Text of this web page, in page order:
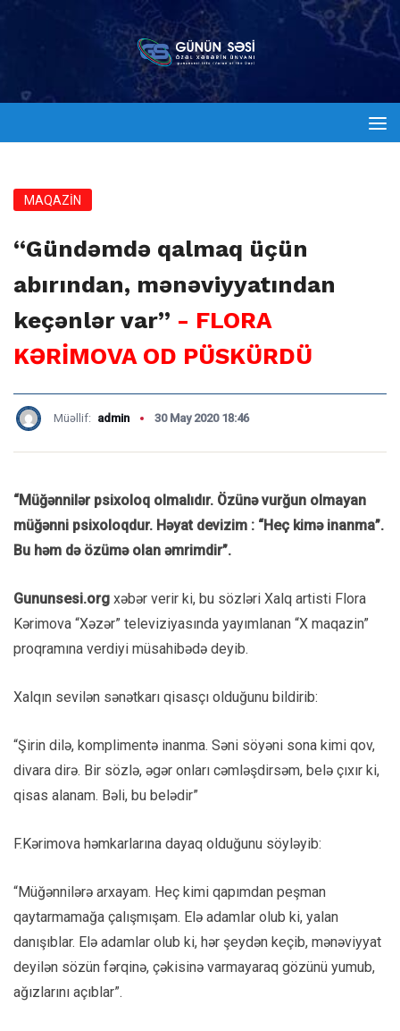
MAQAZİN
“Gündəmdə qalmaq üçün
abırından, mənəviyyatından
keçənlər var” - FLORA
KƏRİMOVA OD PÜSKÜRDÜ
Müəllif: admin 30 May 2020 18:46
“Müğənnilər psixoloq olmalıdır. Özünə vurğun olmayan
müğənni psixoloqdur. Həyat devizim : “Heç kimə inanma”.
Bu həm də özümə olan əmrimdir”.
Gununsesi.org xəbər verir ki, bu sözləri Xalq artisti Flora
Kərimova “Xəzər” televiziyasında yayımlanan “X maqazin”
proqramına verdiyi müsahibədə deyib.
Xalqın sevilən sənətkarı qisasçı olduğunu bildirib:
“Şirin dilə, komplimentə inanma. Səni söyəni sona kimi qov,
divara dirə. Bir sözlə, əgər onları cəmləşdirsəm, belə çıxır ki,
qisas alanam. Bəli, bu belədir”
F.Kərimova həmkarlarına dayaq olduğunu söyləyib:
“Müğənnilərə arxayam. Heç kimi qapımdan peşman
qaytarmamağa çalışmışam. Elə adamlar olub ki, yalan
danışıblar. Elə adamlar olub ki, hər şeydən keçib, mənəviyyat
deyilən sözün fərqinə, çəkisinə varmayaraq gözünü yumub,
ağızlarını açıblar”.